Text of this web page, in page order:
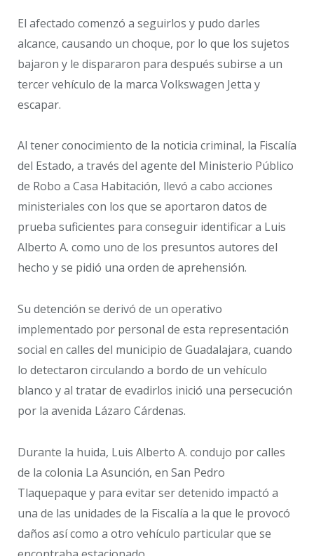
El afectado comenzó a seguirlos y pudo darles
alcance, causando un choque, por lo que los sujetos
bajaron y le dispararon para después subirse a un
tercer vehículo de la marca Volkswagen Jetta y
escapar.
Al tener conocimiento de la noticia criminal, la Fiscalía
del Estado, a través del agente del Ministerio Público
de Robo a Casa Habitación, llevó a cabo acciones
ministeriales con los que se aportaron datos de
prueba suficientes para conseguir identificar a Luis
Alberto A. como uno de los presuntos autores del
hecho y se pidió una orden de aprehensión.
Su detención se derivó de un operativo
implementado por personal de esta representación
social en calles del municipio de Guadalajara, cuando
lo detectaron circulando a bordo de un vehículo
blanco y al tratar de evadirlos inició una persecución
por la avenida Lázaro Cárdenas.
Durante la huida, Luis Alberto A. condujo por calles
de la colonia La Asunción, en San Pedro
Tlaquepaque y para evitar ser detenido impactó a
una de las unidades de la Fiscalía a la que le provocó
daños así como a otro vehículo particular que se